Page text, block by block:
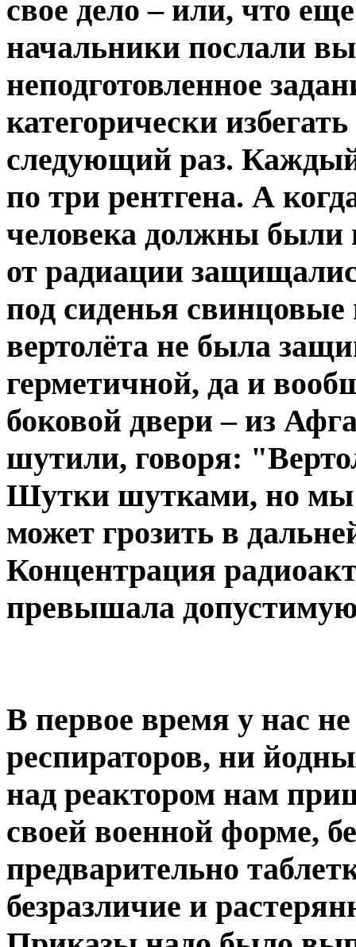
свое дело – или, что
начальники послали
неподготовленное
категорически
следующий раз.
по три рентгена. А
человека должны были
от радиации
под сиденья
вертолёта не была
герметичной, да и
боковой двери – из
шутили, говоря:
Шутки шутками, но мы
может грозить в
Концентрация
превышала
В первое время у нас
респираторов, ни
над реактором нам
своей военной форме,
предварительно
безразличие и